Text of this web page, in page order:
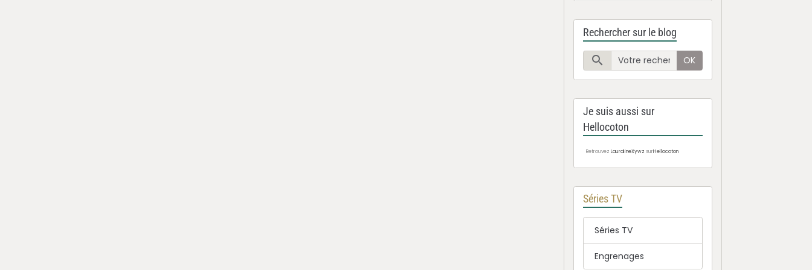
Rechercher sur le blog
OK
Je suis aussi sur
Hellocoton
RetrouvezLauralineXywz surHellocoton
Séries TV
Séries TV
Engrenages